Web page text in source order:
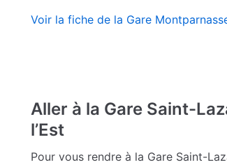
Voir la fiche de la Gare
Aller à la Gare Saint-
l’Est
Pour vous rendre à la Gare Saint-